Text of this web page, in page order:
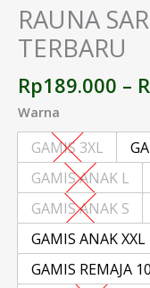
RAUNA
TERBARU
Rp189.000 –
Warna
GAMIS 3XL
GAMIS ANAK L
GAMIS ANAK S
GAMIS ANAK XXL
GAMIS REMAJA 10